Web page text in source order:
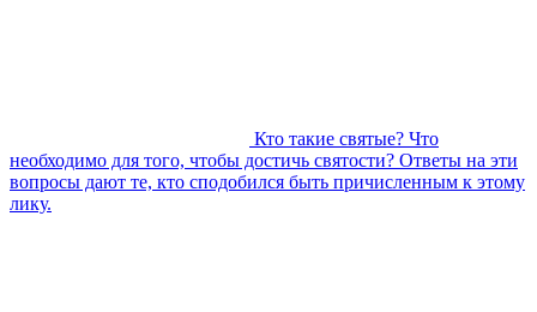
Кто такие святые? Что
необходимо для того, чтобы достичь святости? Ответы на эти
вопросы дают те, кто сподобился быть причисленным к этому
лику.